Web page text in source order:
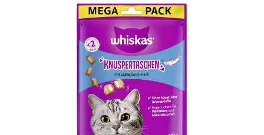
Bildergalerie überspringen